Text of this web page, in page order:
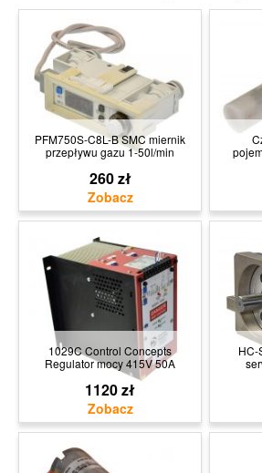
PFM750S-C8L-B SMC miernik
przepływu gazu 1-50l/min
260 zł
1029C Control Concepts
Regulator mocy 415V 50A
1120 zł
HC-